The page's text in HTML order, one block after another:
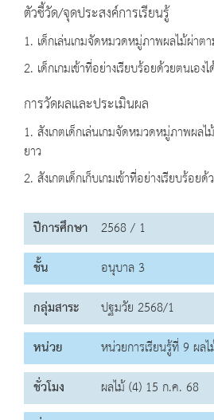
ตัวชี้วัด/จุดประสงค์การเรียนรู้
1. เด็กเล่นเกมจัดหมวดหมู่ภาพผลไม้ผ่าต
2. เด็กเกมเข้าที่อย่างเรียบร้อยด้วยตนเอง
การวัดผลและประเมินผล
1. สังเกตเด็กเล่นเกมจัดหมวดหมู่ภาพผล
ยาว
2. สังเกตเด็กเก็บเกมเข้าที่อย่างเรียบร้อย
ปีการศึกษา 2568 / 1
ชั้น
อนุบาล 3
กลุ่มสาระ
ปฐมวัย 2568/1
หน่วย
หน่วยการเรียนรู้ที่ 9 ผล
ชั่วโมง
ผลไม้ (4) 15 ก.ค. 68